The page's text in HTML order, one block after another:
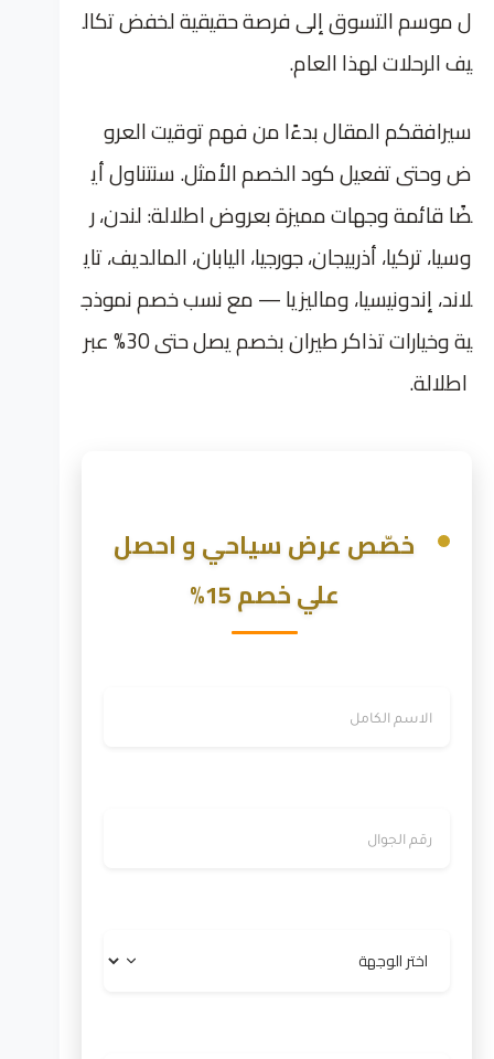
ل موسم التسوق إلى فرصة حقيقية لخفض تكال
يف الرحلات لهذا العام.
سيرافقكم المقال بدءًا من فهم توقيت العرو
ض وحتى تفعيل كود الخصم الأمثل. سنتناول أي
ضًا قائمة وجهات مميزة بعروض اطلالة: لندن، ر
وسيا، تركيا، أذربيجان، جورجيا، اليابان، المالديف، تاي
لاند، إندونيسيا، وماليزيا — مع نسب خصم نموذج
ية وخيارات تذاكر طيران بخصم يصل حتى 30% عبر
اطلالة.
خصّص عرض سياحي و احصل
علي خصم 15%